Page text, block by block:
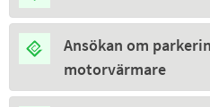
Ansökan om
motorvärmare